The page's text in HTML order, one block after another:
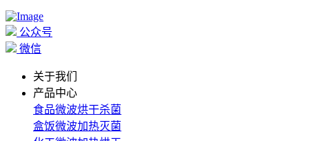
公众号
微信
关于我们
产品中心
食品微波烘干杀菌
盒饭微波加热灭菌